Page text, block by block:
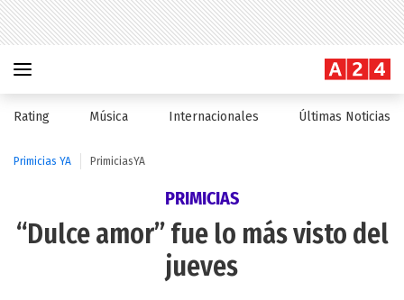
Rating Música Internacionales Últimas Noticias
Primicias YA PrimiciasYA
PRIMICIAS
“Dulce amor” fue lo más visto del
jueves